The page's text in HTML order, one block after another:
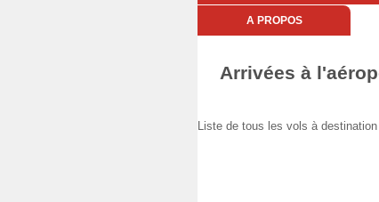
A PROPOS
Arrivées à
Liste de tous les vols à